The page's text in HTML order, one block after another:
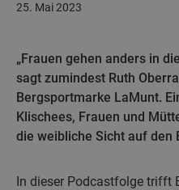
25. Mai 2023
„Frauen gehen anders in
sagt zumindest Ruth
Bergsportmarke LaMunt.
Klischees, Frauen und
die weibliche Sicht auf den
In dieser Podcastfolge trifft